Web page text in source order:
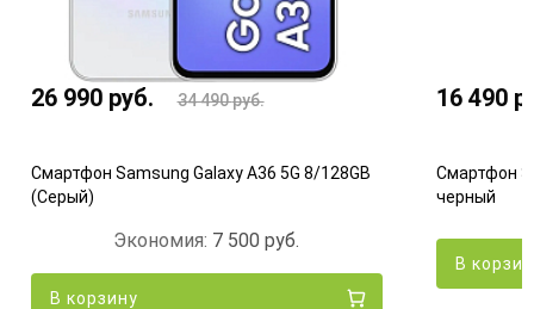
26 990 руб. 34 490руб.
Смартфон Samsung Galaxy A36 5G 8/128GB
(Серый)
Экономия: 7 500руб.
В корзину
16 490
Смартфон
черный
В